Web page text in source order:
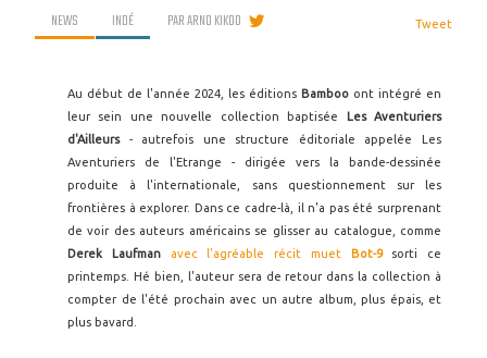
NEWS INDÉ PARARNO KIKOO Tweet
Au début de l'année 2024, les éditions Bamboo ont intégré en
leur sein une nouvelle collection baptisée
Les Aventuriers
d'Ailleurs - autrefois une structure éditoriale appelée Les
Aventuriers de l'Etrange - dirigée vers la bande-dessinée
produite à l'internationale, sans questionnement sur les
frontières à explorer. Dans ce cadre-là, il n'a pas été surprenant
de voir des auteurs américains se glisser au catalogue, comme
Derek Laufman
avec l'agréable récit muet Bot-9
sorti ce
printemps. Hé bien, l'auteur sera de retour dans la collection à
compter de l'été prochain avec un autre album, plus épais, et
plus bavard.